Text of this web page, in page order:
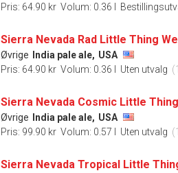
Pris: 64.90 kr Volum: 0.36 l
Sierra Nevada Rad Little Thing
Øvrige India pale ale, USA
Pris: 64.90 kr Volum: 0.36 l Uten utvalg
Sierra Nevada Cosmic Little
Øvrige India pale ale, USA
Pris: 99.90 kr Volum: 0.57 l Uten utvalg
Sierra Nevada Tropical Little